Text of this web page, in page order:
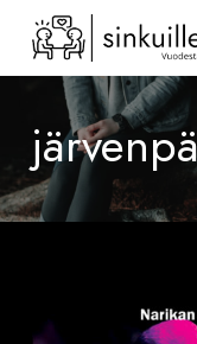
Skip
main
content